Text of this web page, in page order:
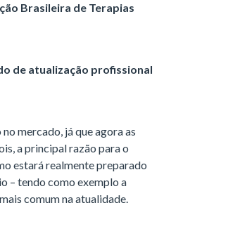
Brasileira de Terapias
de atualização profissional
mercado, já que agora as
a principal razão para o
estará realmente preparado
– tendo como exemplo a
comum na atualidade.